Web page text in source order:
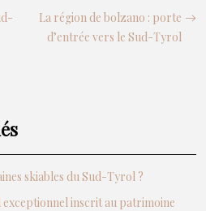
La région de bolzano : porte
d’entrée vers le Sud-Tyrol
skiables du Sud-Tyrol ?
exceptionnel inscrit au patrimoine